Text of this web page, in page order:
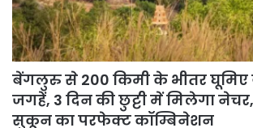
बेंगलुरु से 200 किमी के भीतर घूमिए
जगहें, 3 दिन की छुट्टी में मिलेगा
सुकून का परफेक्ट कॉम्बिनेशन